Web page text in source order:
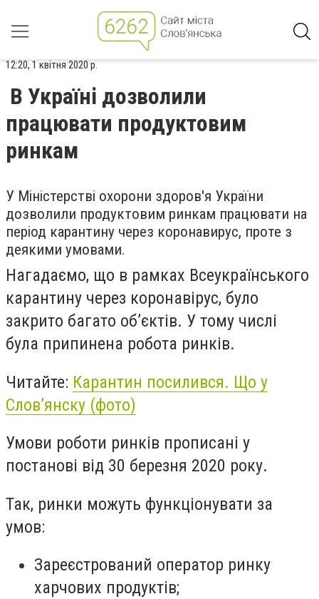
12:20, 1 квітня 2020 р.
В Україні дозволили
працювати продуктовим
ринкам
У Міністерстві охорони здоров'я України
дозволили продуктовим ринкам працювати на
період карантину через коронавирус, проте з
деякими умовами.
Нагадаємо, що в рамках Всеукраїнського
карантину через коронавірус, було
закрито багато об’єктів. У тому числі
була припинена робота ринків.
Читайте: Карантин посилився. Що у
Слов’янску (фото)
Умови роботи ринків прописані у
постанові від 30 березня 2020 року.
Так, ринки можуть функціонувати за
умов:
Зареєстрований оператор ринку
харчових продуктів;